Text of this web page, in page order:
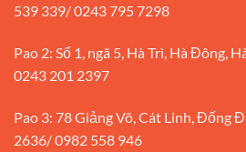
539 339/ 0243 795 7298
Pao 2: Số 1, ngã 5, Hà Trì, Hà Đông,
0243 201 2397
Pao 3: 78 Giảng Võ, Cát Linh, Đống
2636/ 0982 558 946